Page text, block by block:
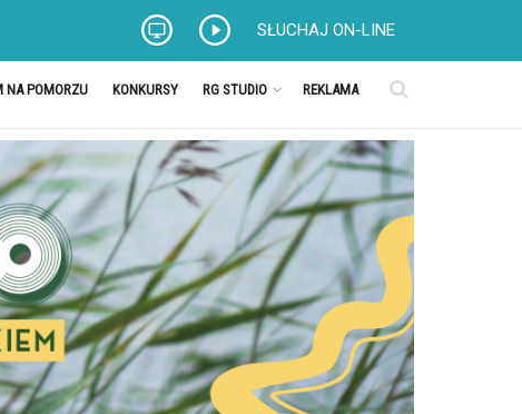
SŁUCHAJ ON-LINE
NA POMORZU KONKURSY RG STUDIO REKLAMA